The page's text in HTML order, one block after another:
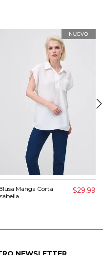
Manga Corta
$29.99